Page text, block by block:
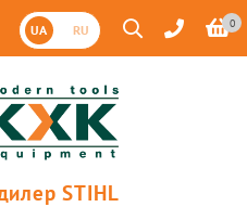
UA RU 0
STIHL